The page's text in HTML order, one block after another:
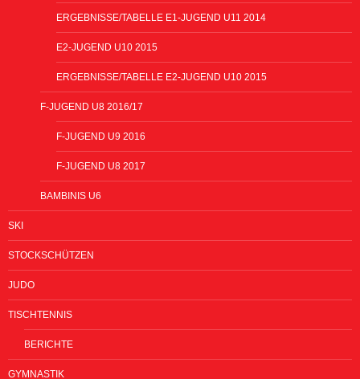
ERGEBNISSE/TABELLE E1-JUGEND U11 2014
E2-JUGEND U10 2015
ERGEBNISSE/TABELLE E2-JUGEND U10 2015
F-JUGEND U8 2016/17
F-JUGEND U9 2016
F-JUGEND U8 2017
BAMBINIS U6
SKI
STOCKSCHÜTZEN
JUDO
TISCHTENNIS
BERICHTE
GYMNASTIK